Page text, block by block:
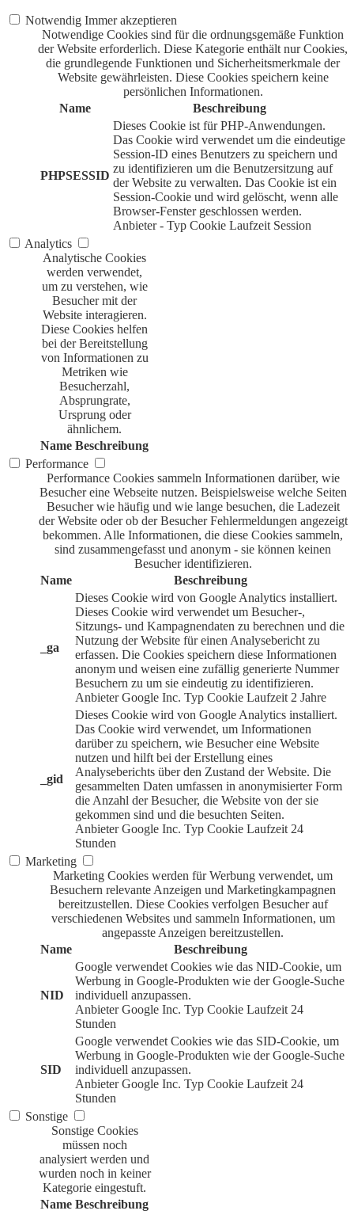
Notwendig Immer akzeptieren
Notwendige Cookies sind für die ordnungsgemäße Funktion
der Website erforderlich. Diese Kategorie enthält nur Cookies,
die grundlegende Funktionen und Sicherheitsmerkmale der
Website gewährleisten. Diese Cookies speichern keine
persönlichen Informationen.
Name
Beschreibung
PHPSESSID
Dieses Cookie ist für PHP-Anwendungen.
Das Cookie wird verwendet um die eindeutige
Session-ID eines Benutzers zu speichern und
zu identifizieren um die Benutzersitzung auf
der Website zu verwalten. Das Cookie ist ein
Session-Cookie und wird gelöscht, wenn alle
Browser-Fenster geschlossen werden.
Anbieter - Typ Cookie Laufzeit Session
Analytics
Analytische Cookies
werden verwendet,
um zu verstehen, wie
Besucher mit der
Website interagieren.
Diese Cookies helfen
bei der Bereitstellung
von Informationen zu
Metriken wie
Besucherzahl,
Absprungrate,
Ursprung oder
ähnlichem.
Name Beschreibung
Performance
Performance Cookies sammeln Informationen darüber, wie
Besucher eine Webseite nutzen. Beispielsweise welche Seiten
Besucher wie häufig und wie lange besuchen, die Ladezeit
der Website oder ob der Besucher Fehlermeldungen angezeigt
bekommen. Alle Informationen, die diese Cookies sammeln,
sind zusammengefasst und anonym - sie können keinen
Besucher identifizieren.
Name
Beschreibung
_ga
Dieses Cookie wird von Google Analytics installiert.
Dieses Cookie wird verwendet um Besucher-,
Sitzungs- und Kampagnendaten zu berechnen und die
Nutzung der Website für einen Analysebericht zu
erfassen. Die Cookies speichern diese Informationen
anonym und weisen eine zufällig generierte Nummer
Besuchern zu um sie eindeutig zu identifizieren.
Anbieter Google Inc. Typ Cookie Laufzeit 2 Jahre
_gid
Dieses Cookie wird von Google Analytics installiert.
Das Cookie wird verwendet, um Informationen
darüber zu speichern, wie Besucher eine Website
nutzen und hilft bei der Erstellung eines
Analyseberichts über den Zustand der Website. Die
gesammelten Daten umfassen in anonymisierter Form
die Anzahl der Besucher, die Website von der sie
gekommen sind und die besuchten Seiten.
Anbieter Google Inc. Typ Cookie Laufzeit 24
Stunden
Marketing
Marketing Cookies werden für Werbung verwendet, um
Besuchern relevante Anzeigen und Marketingkampagnen
bereitzustellen. Diese Cookies verfolgen Besucher auf
verschiedenen Websites und sammeln Informationen, um
angepasste Anzeigen bereitzustellen.
Name
Beschreibung
NID
Google verwendet Cookies wie das NID-Cookie, um
Werbung in Google-Produkten wie der Google-Suche
individuell anzupassen.
Anbieter Google Inc. Typ Cookie Laufzeit 24
Stunden
SID
Google verwendet Cookies wie das SID-Cookie, um
Werbung in Google-Produkten wie der Google-Suche
individuell anzupassen.
Anbieter Google Inc. Typ Cookie Laufzeit 24
Stunden
Sonstige
Sonstige Cookies
müssen noch
analysiert werden und
wurden noch in keiner
Kategorie eingestuft.
Name Beschreibung